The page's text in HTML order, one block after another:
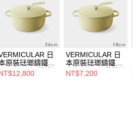
日
原裝琺瑯鑄鐵鍋
26cm (洋甘
菊黃)
VERMICULAR 日
本原裝琺瑯鑄鐵鍋
OP2 18cm (洋甘
菊黃)
NT$7,200